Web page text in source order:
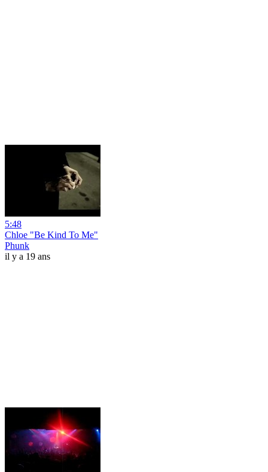
5:48
Chloe "Be Kind To Me"
Phunk
il y a 19 ans